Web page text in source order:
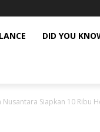
DID YOU
Siapkan 10 Ribu